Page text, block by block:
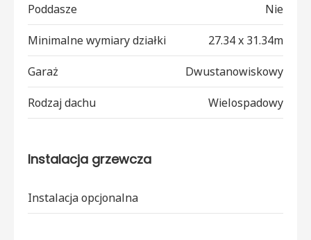
Poddasze Nie
Minimalne wymiary działki 27.34 x 31.34m
Garaż Dwustanowiskowy
Rodzaj dachu Wielospadowy
Instalacja grzewcza
Instalacja opcjonalna